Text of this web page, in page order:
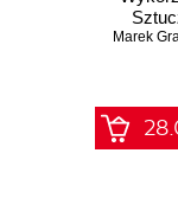
Marek